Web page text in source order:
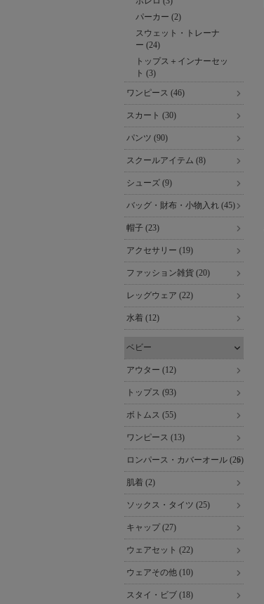
パーカー (2)
スウェット・トレーナ
ー (24)
トップス＋インナーセッ
ト (3)
ワンピース (46)
スカート (30)
パンツ (90)
スクールアイテム (8)
シューズ (9)
バッグ・財布・小物入れ (45)
帽子 (23)
アクセサリー (19)
ファッション雑貨 (20)
レッグウェア (22)
水着 (12)
ベビー
アウター (12)
トップス (93)
ボトムス (55)
ワンピース (13)
ロンパース・カバーオール (26)
肌着 (2)
ソックス・タイツ (25)
キャップ (27)
ウェアセット (22)
ウェアその他 (10)
スタイ・ビブ (18)